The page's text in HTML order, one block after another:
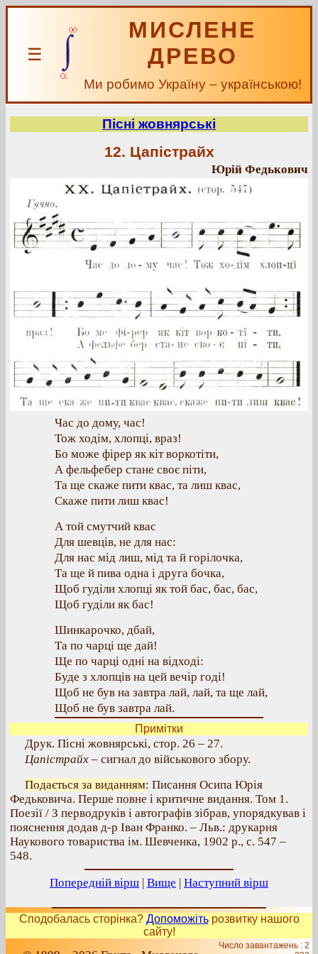
☰
МИСЛЕНЕ
ДРЕВО
Ми робимо Україну – українською!
Пісні жовнярські
12. Цапістрайх
Юрій Федькович
Час до дому, час!
Тож ходім, хлопці, враз!
Бо може фірер як кіт воркотіти,
А фельфебер стане своє піти,
Та ще скаже пити квас, та лиш квас,
Скаже пити лиш квас!
А той смутчий квас
Для шевців, не для нас:
Для нас мід лиш, мід та й горілочка,
Та ще й пива одна і друга бочка,
Щоб гуділи хлопці як той бас, бас, бас,
Щоб гуділи як бас!
Шинкарочко, дбай,
Та по чарці ще дай!
Ще по чарці одні на відході:
Буде з хлопців на цей вечір годі!
Щоб не був на завтра лай, лай, та ще лай,
Щоб не був завтра лай.
Примітки
Друк. Пісні жовнярські, стор. 26 – 27.
Цапістрайх – сигнал до військового збору.
Подається за виданням: Писання Осипа Юрія
Федьковича. Перше повне і критичне видання. Том 1.
Поезії / З перводруків і автографів зібрав, упорядкував і
пояснення додав д-р Іван Франко. – Льв.: друкарня
Наукового товариства ім. Шевченка, 1902 р., с. 547 –
548.
Попередній вірш Вище Наступний вірш
Сподобалась сторінка? Допоможітьрозвитку нашого
сайту!
Число завантажень : 2